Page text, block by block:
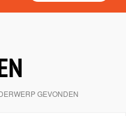
GEVONDEN